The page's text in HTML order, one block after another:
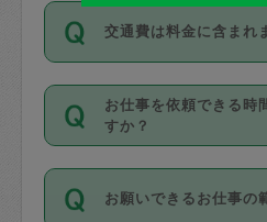
カード情報のご登録
を行う際にご入力く
ル登録時にはご入力
丈夫です。
デビットカード・プ
リカ、au WALLETな
銀行振込や現金払い
依頼には「スポット
隔週）」があり、「
ポット」よりお得な
す。
定期の最低利用回数
りに、一定数を超え
交通費は料金に含まれ
交通費は依頼料金と
料金のご請求と合わ
ます。交通費の金額
お仕事を依頼できる時
すか？
時間帯は3種類あり
たり３時間です。
お願いできるお仕事の